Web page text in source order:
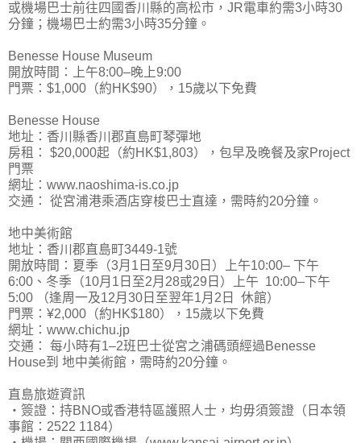
或機場巴士前往四國香川縣的高松市，JR電車約需3小時30
分鐘；機場巴士約需3小時35分鐘。
Benesse House Museum
開放時間：上午8:00–晚上9:00
門票：$1,000（約HK$90），15歲以下免費
Benesse House
地址：香川縣香川郡直島町琴彈地
房租： $20,000起（約HK$1,803），包早及晚餐及家Project
門票
網址：www.naoshima-is.co.jp
交通： 從宮浦港乘酒店穿梭巴士直達，需時約20分鐘。
地中美術館
地址：香川郡直島町3449-1號
開放時間：夏季（3月1日至9月30日）上午10:00– 下午
6:00、冬季（10月1日至2月28或29日）上午 10:00–下午
5:00 （逢周一及12月30日至翌年1月2日 休館）
門票：¥2,000（約HK$180），15歲以下免費
網址：www.chichu.jp
交通： 每小時有1–2班巴士從宮之浦碼頭經過Benesse
House到 地中美術館，需時約20分鐘。
直島旅遊資訊
‧簽證：持BNO或香港特區護照人士，均毋須簽證（日本領
事館：2522 1184）